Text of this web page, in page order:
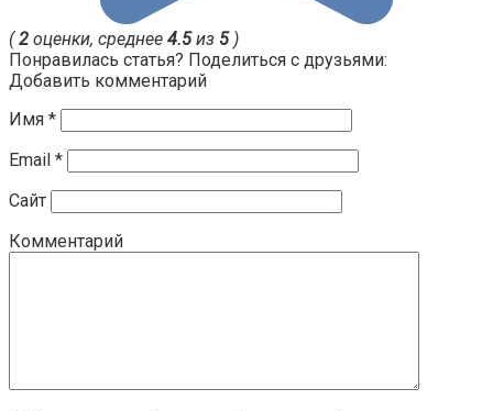
(2 оценки, среднее 4.5из 5)
Понравилась статья? Поделиться с друзьями:
Добавить комментарий
Имя *
Email *
Сайт
Комментарий